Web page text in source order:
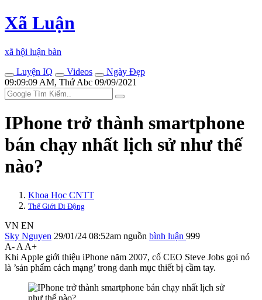
Xã Luận
xã hội luận bàn
Luyện IQ
Videos
Ngày Đẹp
09:09:09 AM, Thứ Abc 09/09/2021
IPhone trở thành smartphone
bán chạy nhất lịch sử như thế
nào?
Khoa Học CNTT
Thế Giới Di Động
VN EN
Sky Nguyen 29/01/24 08:52am nguồn bình luận 999
A- A A+
Khi Apple giới thiệu iPhone năm 2007, cố CEO Steve Jobs gọi nó
là ’sản phẩm cách mạng’ trong danh mục thiết bị cầm tay.